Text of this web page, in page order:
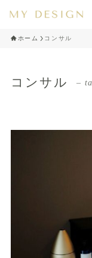
ホーム コンサル
コンサル –